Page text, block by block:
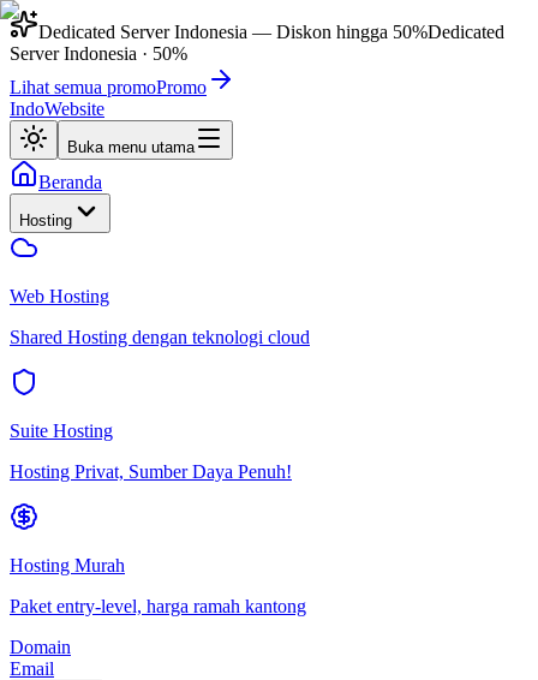
Dedicated Server Indonesia — Diskon hingga 50%Dedicated
Server Indonesia · 50%
Lihat semua promoPromo
IndoWebsite
Buka menu utama
Beranda
Hosting
Web Hosting
Shared Hosting dengan teknologi cloud
Suite Hosting
Hosting Privat, Sumber Daya Penuh!
Hosting Murah
Paket entry-level, harga ramah kantong
Domain
Email